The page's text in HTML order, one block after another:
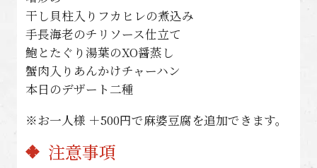
干し貝柱入りフカヒレの煮込み
手長海老のチリソース仕立て
鮑とたぐり湯葉のXO醤蒸し
蟹肉入りあんかけチャーハン
本日のデザート二種
※お一人様 ＋500円で麻婆豆腐を追加できます。
注意事項